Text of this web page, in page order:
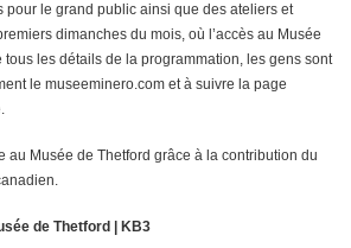
pour le grand public ainsi que des ateliers et
dimanches du mois, où l’accès au Musée
tous les détails de la programmation, les gens sont
le museeminero.com et à suivre la page
au Musée de Thetford grâce à la contribution du
de Thetford | KB3